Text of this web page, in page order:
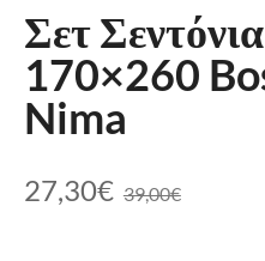
Σετ
170×260
Nima
39,00€
27,30€